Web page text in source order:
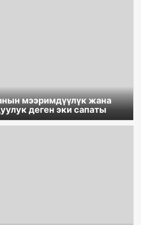
мээримдүүлүк жана
деген эки сапаты